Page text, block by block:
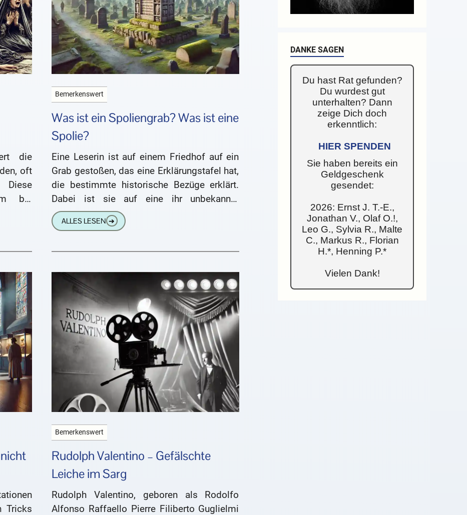
die
oft
Diese
bei
Bemerkenswert
Was ist ein Spoliengrab? Was ist eine
Spolie?
Eine Leserin ist auf einem Friedhof auf ein
Grab gestoßen, das eine Erklärungstafel hat,
die bestimmte historische Bezüge erklärt.
Dabei ist sie auf eine ihr unbekannte
Bezeichnung gestoßen: Hi Peter,
ALLES LESEN ➔
Tricks
Bemerkenswert
Rudolph Valentino – Gefälschte
Leiche im Sarg
Rudolph Valentino, geboren als Rodolfo
Alfonso Raffaello Pierre Filiberto Guglielmi
DANKE SAGEN
Du hast Rat gefunden?
Du wurdest gut
unterhalten? Dann
zeige Dich doch
erkenntlich:
HIER SPENDEN
Sie haben bereits ein
Geldgeschenk
gesendet:
2026: Ernst J. T.-E.,
Jonathan V., Olaf O.!,
Leo G., Sylvia R., Malte
C., Markus R., Florian
H.*, Henning P.*
Vielen Dank!